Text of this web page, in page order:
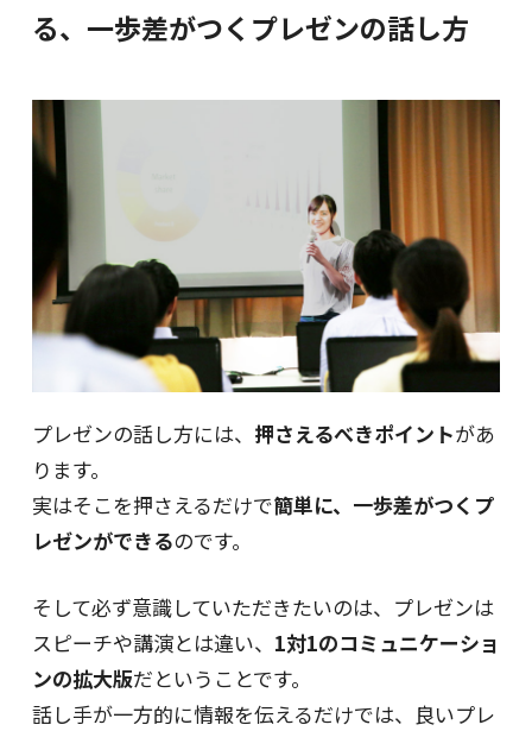
る、一歩差がつくプレゼンの話し方
プレゼンの話し方には、 押さえるべきポイントがあ
ります。
実はそこを押さえるだけで簡単に、一歩差がつくプ
レゼンができるのです。
そして必ず意識していただきたいのは、プレゼンは
スピーチや講演とは違い、 1対1のコミュニケーショ
ンの拡大版だということです。
話し手が一方的に情報を伝えるだけでは、良いプレ